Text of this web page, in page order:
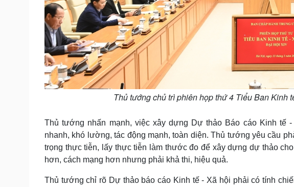
Thủ tướng chủ trì phiên họp thứ 4 Tiểu Ban Kinh
Thủ tướng nhấn mạnh, việc xây dựng Dự thảo Báo cáo Kinh tế
nhanh, khó lường, tác động mạnh, toàn diện. Thủ tướng yêu cầu
trọng thực tiễn, lấy thực tiễn làm thước đo để xây dựng dự thảo
hơn, cách mạng hơn nhưng phải khả thi, hiệu quả.
Thủ tướng chỉ rõ Dự thảo báo cáo Kinh tế - Xã hội phải có tính